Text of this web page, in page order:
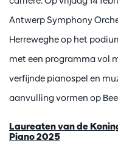
Antwerp Symphony
Herreweghe op het
met een programma vol
verfijnde pianospel en
aanvulling vormen op
Laureaten van de
Piano 2025